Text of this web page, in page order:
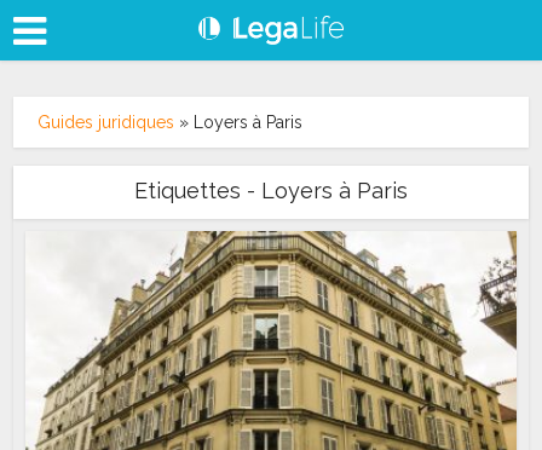
Guides juridiques » Loyers à Paris
Etiquettes - Loyers à Paris